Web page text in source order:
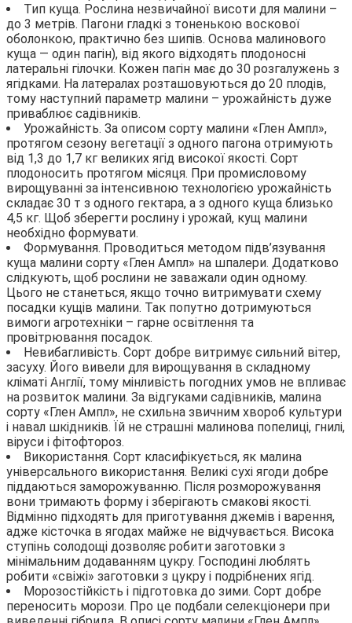
Тип куща. Рослина незвичайної висоти для малини –
до 3 метрів. Пагони гладкі з тоненькою воскової
оболонкою, практично без шипів. Основа малинового
куща — один пагін), від якого відходять плодоносні
латеральні гілочки. Кожен пагін має до 30 розгалужень з
ягідками. На латералах розташовуються до 20 плодів,
тому наступний параметр малини – урожайність дуже
приваблює садівників.
Урожайність. За описом сорту малини «Глен Ампл»,
протягом сезону вегетації з одного пагона отримують
від 1,3 до 1,7 кг великих ягід високої якості. Сорт
плодоносить протягом місяця. При промисловому
вирощуванні за інтенсивною технологією урожайність
складає 30 т з одного гектара, а з одного куща близько
4,5 кг. Щоб зберегти рослину і урожай, кущ малини
необхідно формувати.
Формування. Проводиться методом підв’язування
куща малини сорту «Глен Ампл» на шпалери. Додатково
слідкують, щоб рослини не заважали один одному.
Цього не станеться, якщо точно витримувати схему
посадки кущів малини. Так попутно дотримуються
вимоги агротехніки – гарне освітлення та
провітрювання посадок.
Невибагливість. Сорт добре витримує сильний вітер,
засуху. Його вивели для вирощування в складному
кліматі Англії, тому мінливість погодних умов не впливає
на розвиток малини. За відгуками садівників, малина
сорту «Глен Ампл», не схильна звичним хвороб культури
і навал шкідників. Їй не страшні малинова попелиці, гнилі,
віруси і фітофтороз.
Використання. Сорт класифікується, як малина
універсального використання. Великі сухі ягоди добре
піддаються заморожуванню. Після розморожування
вони тримають форму і зберігають смакові якості.
Відмінно підходять для приготування джемів і варення,
адже кісточка в ягодах майже не відчувається. Висока
ступінь солодощі дозволяє робити заготовки з
мінімальним додаванням цукру. Господині люблять
робити «свіжі» заготовки з цукру і подрібнених ягід.
Морозостійкість і підготовка до зими. Сорт добре
переносить морози. Про це подбали селекціонери при